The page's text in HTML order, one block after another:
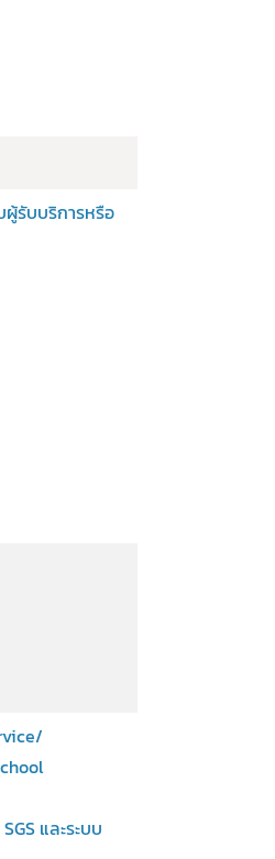
ผู้รับบริการหรือ
และระบบ